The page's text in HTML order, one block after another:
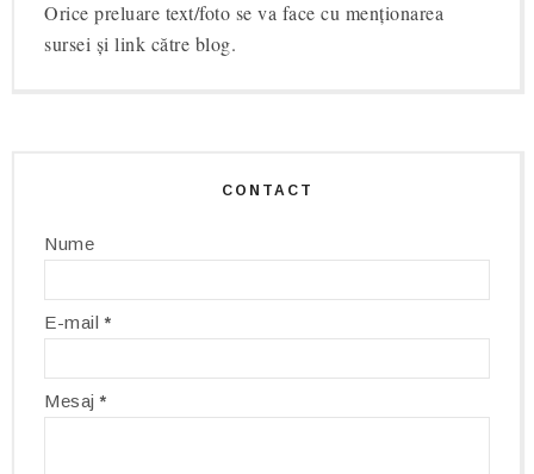
Orice preluare text/foto se va face cu menționarea
sursei și link către blog.
CONTACT
Nume
E-mail*
Mesaj*